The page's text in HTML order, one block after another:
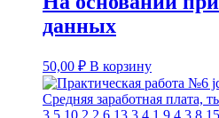
данных
50,00 ₽ В корзину